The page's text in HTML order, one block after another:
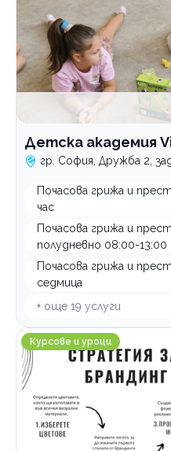
Детска академия
гр. София, Дружба 2,
Почасова грижа и
час
Почасова грижа и
полудневно 08:00-13:00
Почасова грижа и
седмица
+ още 19 услуги
Учебен център ЦПО
Курсове и уроци